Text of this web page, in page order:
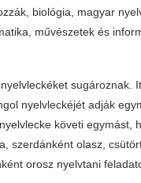
biológia, magyar
művészetek és
sugároznak.
nyelvleckéjét adják
követi egymást,
szerdánként olasz,
orosz nyelvtani